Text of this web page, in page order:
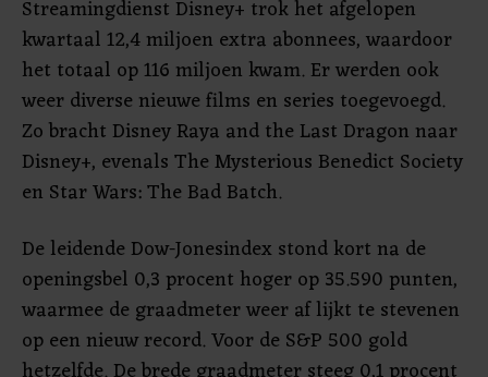
Streamingdienst Disney+ trok het afgelopen
kwartaal 12,4 miljoen extra abonnees, waardoor
het totaal op 116 miljoen kwam. Er werden ook
weer diverse nieuwe films en series toegevoegd.
Zo bracht Disney Raya and the Last Dragon naar
Disney+, evenals The Mysterious Benedict Society
en Star Wars: The Bad Batch.
De leidende Dow-Jonesindex stond kort na de
openingsbel 0,3 procent hoger op 35.590 punten,
waarmee de graadmeter weer af lijkt te stevenen
op een nieuw record. Voor de S&P 500 gold